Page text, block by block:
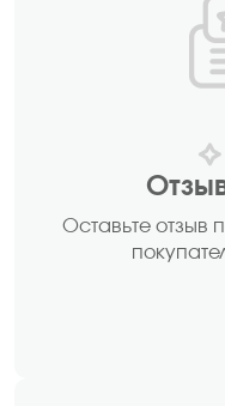
Оставьте отзыв